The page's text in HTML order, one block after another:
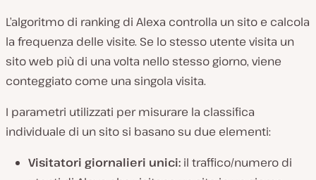
L’algoritmo di ranking di Alexa controlla un sito e calcola
la frequenza delle visite. Se lo stesso utente visita un
sito web più di una volta nello stesso giorno, viene
conteggiato come una singola visita.
I parametri utilizzati per misurare la classifica
individuale di un sito si basano su due elementi:
Visitatori giornalieri unici: il traffico/numero di